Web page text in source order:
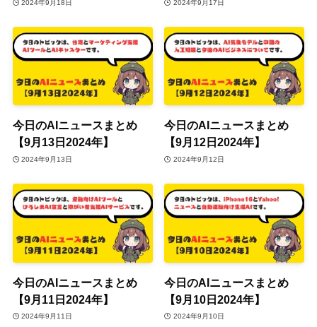
2024年9月18日 2024年9月17日
今日のAIニュースまとめ
【9月13日2024年】
2024年9月13日
今日のAIニュースまとめ
【9月12日2024年】
2024年9月12日
今日のAIニュースまとめ
【9月11日2024年】
2024年9月11日
今日のAIニュースまとめ
【9月10日2024年】
2024年9月10日